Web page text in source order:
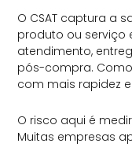
O CSAT captura a
produto ou serviço
atendimento,
pós-compra.
com mais rapidez
O risco aqui é
Muitas empresas